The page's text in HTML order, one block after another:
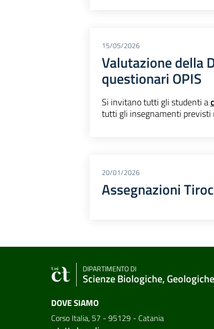
15/05/2026
Valutazione della
questionari OPIS
Si invitano tutti gli studenti a
tutti gli insegnamenti previsti
20/01/2026
Assegnazioni
DIPARTIMENTO DI
Scienze Biologiche,
DOVE SIAMO
Corso Italia, 57 - 95129 - Catania